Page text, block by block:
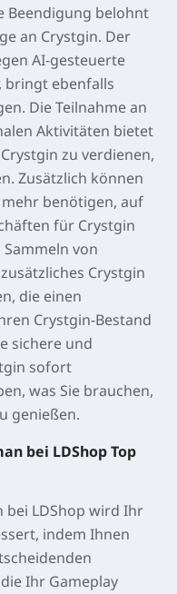
Beendigung belohnt
an Crystgin. Der
AI-gesteuerte
bringt ebenfalls
Die Teilnahme an
Aktivitäten bietet
zu verdienen,
Zusätzlich können
mehr benötigen, auf
für Crystgin
von
Crystgin
die einen
Crystgin-Bestand
sichere und
sofort
was Sie brauchen,
genießen.
bei LDShop Top
bei LDShop wird Ihr
indem Ihnen
Ihr Gameplay